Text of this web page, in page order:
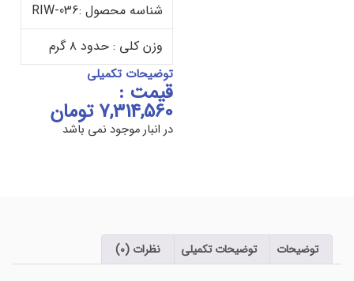
شناسه محصول :RIW-036
وزن کلی : حدود ۸ گرم
توضیحات تکمیلی
قیمت :
7,314,560 تومان
در انبار موجود نمی باشد
توضیحات توضیحات تکمیلی نظرات (0)